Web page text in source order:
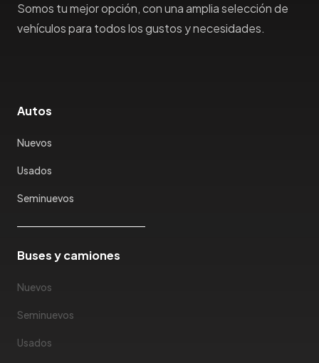
Somos tu mejor opción, con una amplia selección de
vehículos para todos los gustos y necesidades.
Autos
Nuevos
Usados
Seminuevos
Buses y camiones
Nuevos
Seminuevos
Usados